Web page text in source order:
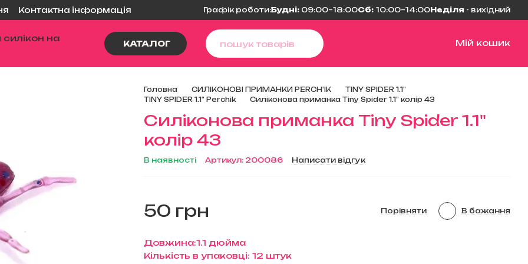
Контактна інформація Графік роботи:Будні: 09:00–18:00Сб: 10:00–14:00Неділя - вихідний
КАТАЛОГ Мій кошик
Головна СИЛІКОНОВІ ПРИМАНКИ PERCH'IK
TINY SPIDER 1.1"
TINY SPIDER 1.1" Perchik
Силіконова приманка Tiny Spider 1.1" колір 43
Силіконова приманка Tiny Spider 1.1"
колір 43
В наявності Артикул: 200086 Написати відгук
50 грн Порівняти В бажання
Довжина:1.1 дюйма
Кількість в упаковці: 12 штук